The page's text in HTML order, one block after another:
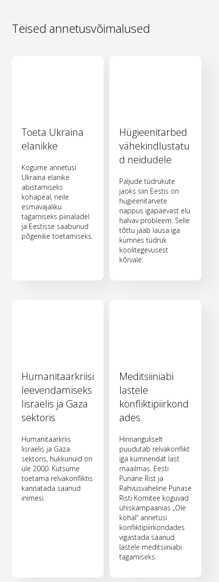
Teised annetusvõimalused
Toeta Ukraina
elanikke
Kogume annetusi
Ukraina elanike
abistamiseks
kohapeal, neile
esmavajaliku
tagamiseks piirialadel
ja Eestisse saabunud
põgenike toetamiseks.
Hügieenitarbed
vähekindlustatu
d neidudele
Paljude tüdrukute
jaoks siin Eestis on
hügieenitarvete
nappus igapäevast elu
halvav probleem. Selle
tõttu jääb lausa iga
kümnes tüdruk
koolitegevusest
kõrvale.
Humanitaarkriisi
leevendamiseks
Iisraelis ja Gaza
sektoris
Humanitaarkriis
Iisraelis ja Gaza
sektoris, hukkunuid on
üle 2000. Kutsume
toetama relvakonfliktis
kannatada saanud
inimesi.
Meditsiiniabi
lastele
konfliktipiirkond
ades
Hinnanguliselt
puudutab relvakonflikt
iga kümnendat last
maailmas. Eesti
Punane Rist ja
Rahvusvaheline Punase
Risti Komitee koguvad
ühiskampaanias „Ole
kohal“ annetusi
konfliktipiirkondades
vigastada saanud
lastele meditsiiniabi
tagamiseks.